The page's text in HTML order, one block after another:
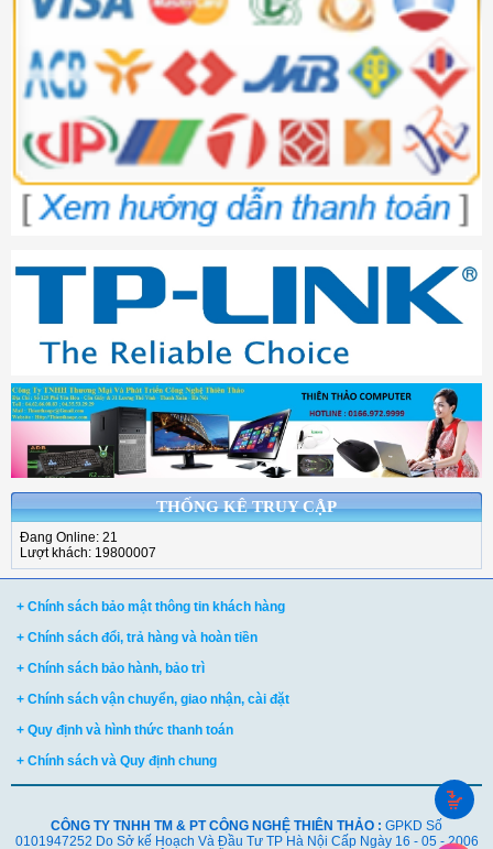
THỐNG KÊ TRUY CẬP
Đang Online: 21
Lượt khách: 19800007
+ Chính sách bảo mật thông tin khách hàng
+ Chính sách đổi, trả hàng và hoàn tiền
+ Chính sách bảo hành, bảo trì
+ Chính sách vận chuyển, giao nhận, cài đặt
+ Quy định và hình thức thanh toán
+ Chính sách và Quy định chung
CÔNG TY TNHH TM & PT CÔNG NGHỆ THIÊN THẢO : GPKD Số
0101947252 Do Sở kế Hoạch Và Đầu Tư TP Hà Nội Cấp Ngày 16 - 05 - 2006